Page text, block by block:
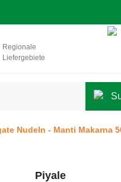
Regionale
Liefergebiete
Nudeln - Manti Makarna
Piyale